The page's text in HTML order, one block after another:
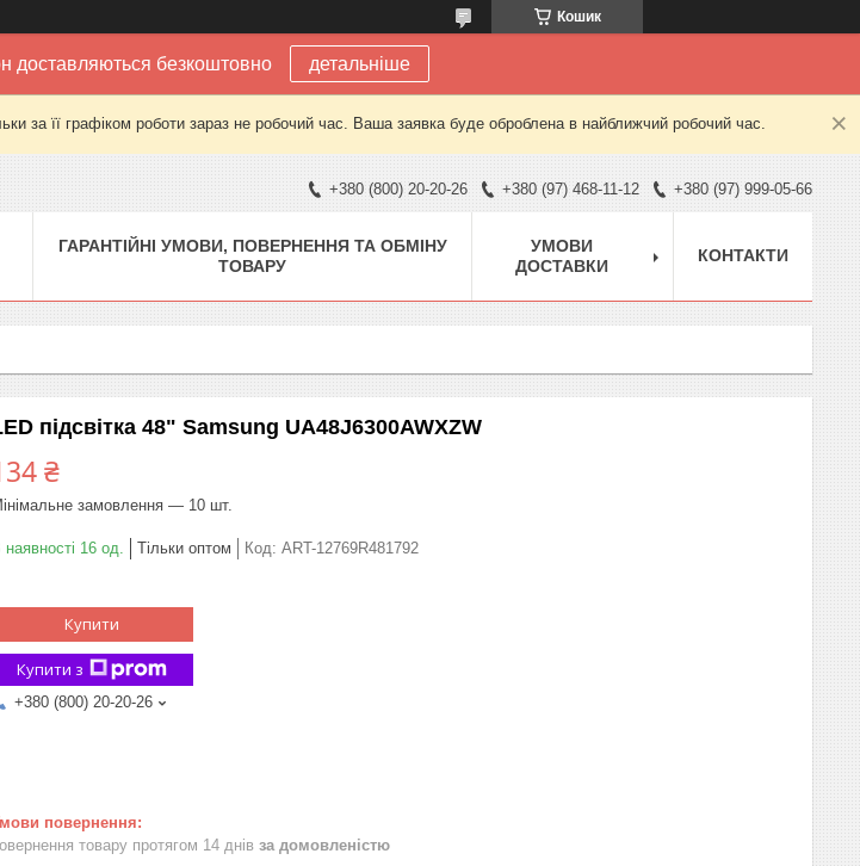
Кошик
доставляються безкоштовно детальніше
за її графіком роботи зараз не робочий час. Ваша заявка буде оброблена в найближчий робочий час.
+380 (800) 20-20-26 +380 (97) 468-11-12 +380 (97) 999-05-66
ГАРАНТІЙНІ УМОВИ, ПОВЕРНЕННЯ ТА ОБМІНУ
ТОВАРУ
УМОВИ
ДОСТАВКИ
КОНТАКТИ
підсвітка 48" Samsung UA48J6300AWXZW
₴
замовлення — 10 шт.
наявності 16 од. Тільки оптом Код: ART-12769R481792
Купити
Купити з
+380 (800) 20-20-26
товару протягом 14 днів за домовленістю